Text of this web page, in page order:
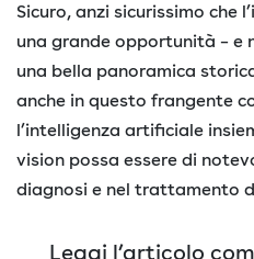
Sicuro, anzi sicurissimo che
una grande opportunità – e
una bella panoramica
anche in questo frangente
l’intelligenza artificiale
vision possa essere di
diagnosi e nel trattamento
Leggi l’articolo